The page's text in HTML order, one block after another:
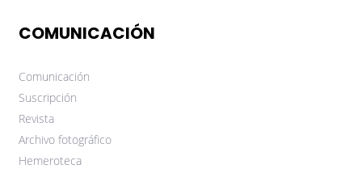
COMUNICACIÓN
Comunicación
Suscripción
Revista
Archivo fotográfico
Hemeroteca